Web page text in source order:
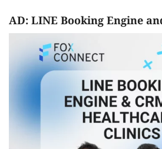
AD: LINE Booking Engine